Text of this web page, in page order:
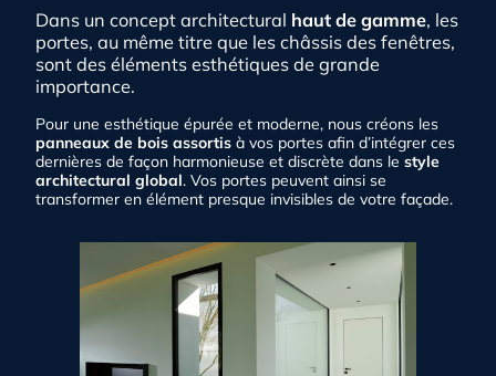
Dans un concept architectural haut de gamme, les
portes, au même titre que les châssis des fenêtres,
sont des éléments esthétiques de grande
importance.
Pour une esthétique épurée et moderne, nous créons les
panneaux de bois assortis à vos portes afin d’intégrer ces
dernières de façon harmonieuse et discrète dans le style
architectural global. Vos portes peuvent ainsi se
transformer en élément presque invisibles de votre façade.